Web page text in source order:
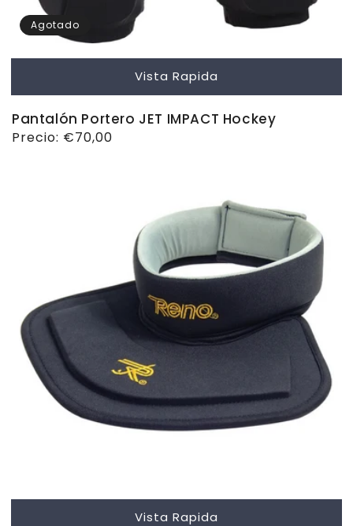
Agotado
Vista Rapida
Pantalón Portero JET IMPACT Hockey
Precio
Precio: €70,00
Vista Rapida